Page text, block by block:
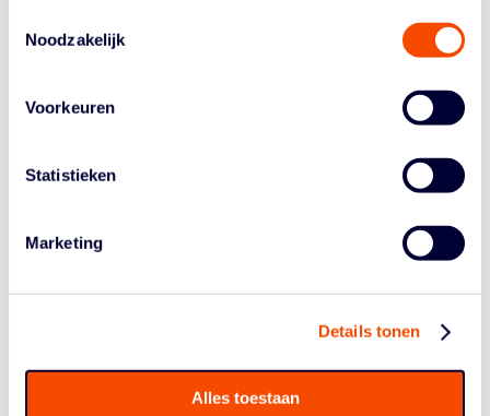
Noodzakelijk
Voorkeuren
Statistieken
Marketing
Details tonen
Alles toestaan
aangezien elke toeschouwer een vaste zitplaats heeft.
Algemene Vergadering